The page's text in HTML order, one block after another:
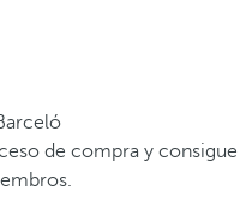
de compra y consigue